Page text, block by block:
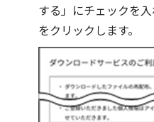
する」にチェックを
をクリックします。